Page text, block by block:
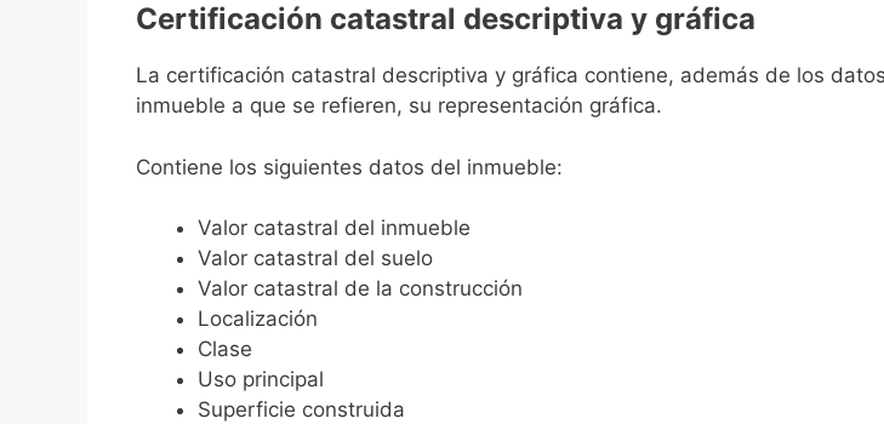
Certificación catastral descriptiva y gráfica
La certificación catastral descriptiva y gráfica contiene, además de los
inmueble a que se refieren, su representación gráfica.
Contiene los siguientes datos del inmueble:
Valor catastral del inmueble
Valor catastral del suelo
Valor catastral de la construcción
Localización
Clase
Uso principal
Superficie construida